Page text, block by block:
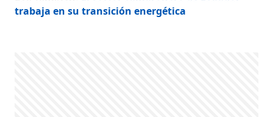
trabaja en su transición energética